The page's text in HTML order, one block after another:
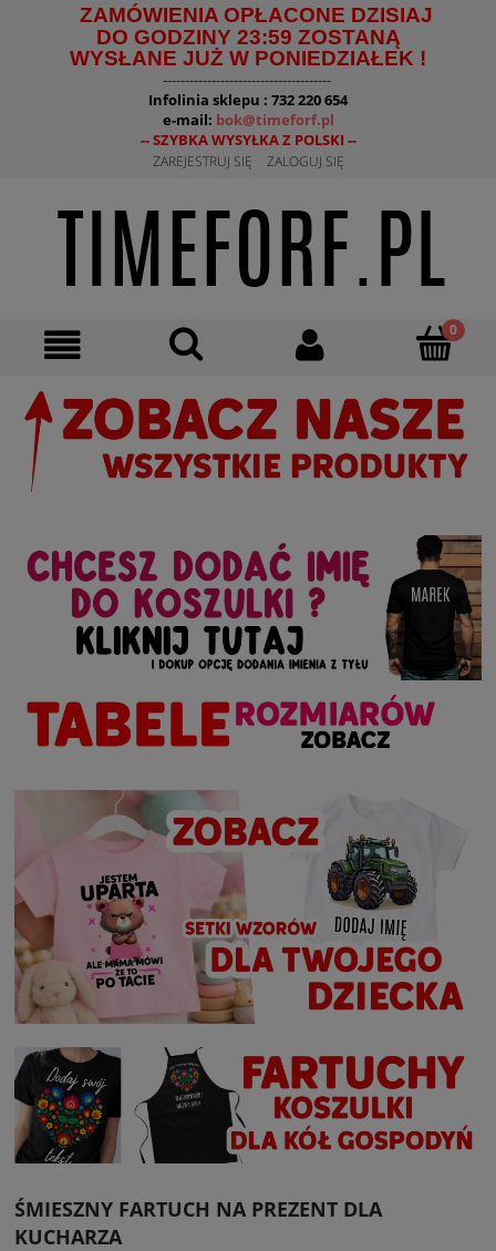
ZAMÓWIENIA OPŁACONE DZISIAJ
DO GODZINY 23:59 ZOSTANĄ
WYSŁANE JUŻ W PONIEDZIAŁEK !
--------------------------------------
Infolinia sklepu : 732 220 654
e-mail: bok@timeforf.pl
-- SZYBKA WYSYŁKA Z POLSKI --
ZAREJESTRUJ SIĘ ZALOGUJ SIĘ
ŚMIESZNY FARTUCH NA PREZENT DLA
KUCHARZA